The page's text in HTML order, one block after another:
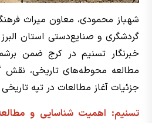
شهباز محمودی، معاون میراث
گردشگری و صنایع‌دستی استان
خبرنگار تسنیم در کرج ‌ضمن
مطالعه محوطه‌های تاریخی، نقش
جزئیات آغاز مطالعات در تپه
تسنیم: اهمیت شناسایی و